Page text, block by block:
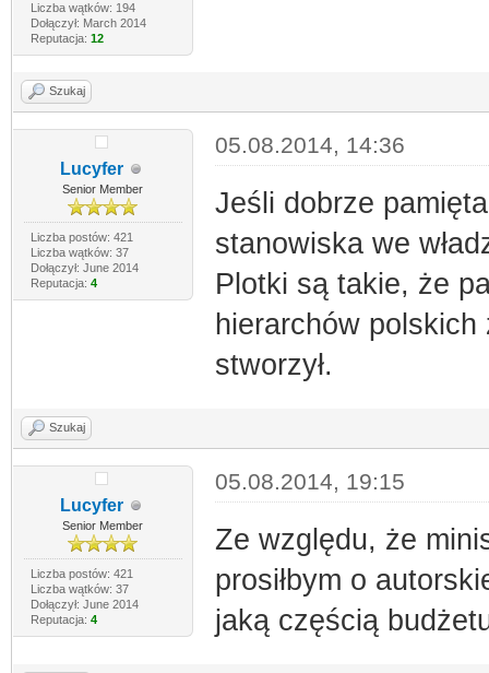
Liczba wątków: 194
Dołączył: March 2014
Reputacja: 12
Szukaj
Lucyfer
Senior Member
Liczba postów: 421
Liczba wątków: 37
Dołączył: June 2014
Reputacja: 4
05.08.2014, 14:36
Jeśli dobrze
stanowiska we
Plotki są takie, że
hierarchów
stworzył.
Szukaj
Lucyfer
Senior Member
Liczba postów: 421
Liczba wątków: 37
Dołączył: June 2014
Reputacja: 4
05.08.2014, 19:15
Ze względu, że
prosiłbym o
jaką częścią